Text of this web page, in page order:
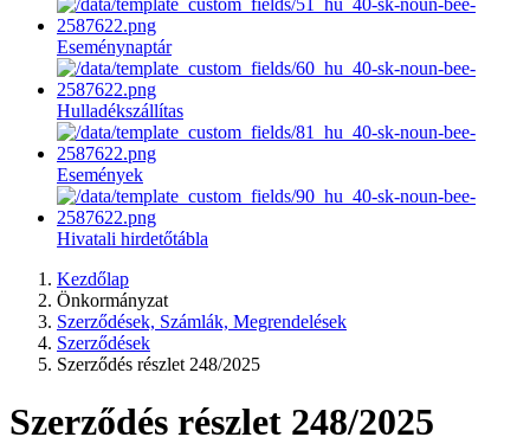
Eseménynaptár
Hulladékszállítas
Események
Hivatali hirdetőtábla
Kezdőlap
Önkormányzat
Szerződések, Számlák, Megrendelések
Szerződések
Szerződés részlet 248/2025
Szerződés részlet 248/2025